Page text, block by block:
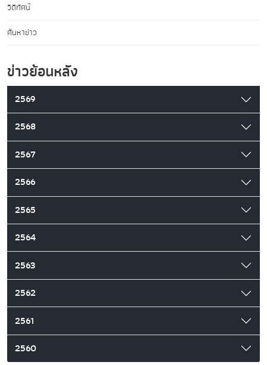
วิดีทัศน์
ค้นหาข่าว
ข่าวย้อนหลัง
2569
2568
2567
2566
2565
2564
2563
2562
2561
2560